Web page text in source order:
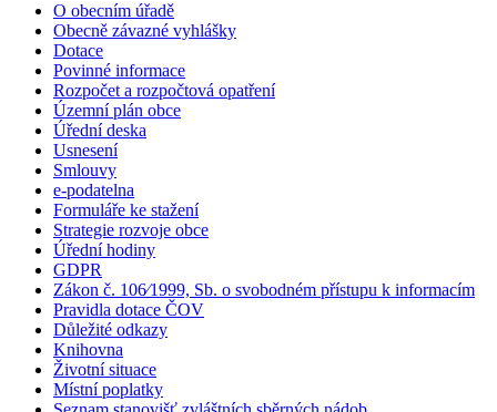
O obecním úřadě
Obecně závazné vyhlášky
Dotace
Povinné informace
Rozpočet a rozpočtová opatření
Územní plán obce
Úřední deska
Usnesení
Smlouvy
e-podatelna
Formuláře ke stažení
Strategie rozvoje obce
Úřední hodiny
GDPR
Zákon č. 106⁄1999, Sb. o svobodném přístupu k informacím
Pravidla dotace ČOV
Důležité odkazy
Knihovna
Životní situace
Místní poplatky